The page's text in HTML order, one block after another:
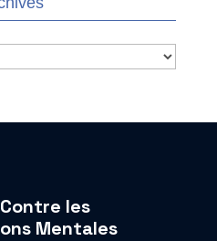
les
Mentales